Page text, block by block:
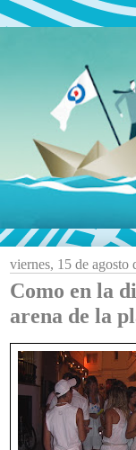
viernes, 15 de agosto
Como en la
arena de la